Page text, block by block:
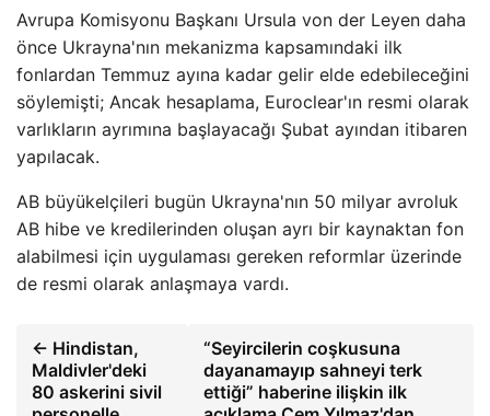
Avrupa Komisyonu Başkanı Ursula von der Leyen daha
önce Ukrayna'nın mekanizma kapsamındaki ilk
fonlardan Temmuz ayına kadar gelir elde edebileceğini
söylemişti; Ancak hesaplama, Euroclear'ın resmi olarak
varlıkların ayrımına başlayacağı Şubat ayından itibaren
yapılacak.
AB büyükelçileri bugün Ukrayna'nın 50 milyar avroluk
AB hibe ve kredilerinden oluşan ayrı bir kaynaktan fon
alabilmesi için uygulaması gereken reformlar üzerinde
de resmi olarak anlaşmaya vardı.
← Hindistan,
Maldivler'deki
80 askerini sivil
“Seyircilerin coşkusuna
dayanamayıp sahneyi terk
ettiği” haberine ilişkin ilk